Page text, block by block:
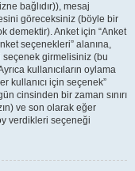
bağlıdır)), mesaj
göreceksiniz (böyle bir
demektir). Anket için “Anket
seçenekleri” alanına,
seçenek girmelisiniz (bu
kullanıcıların oylama
kullanıcı için seçenek”
cinsinden bir zaman sınırı
ve son olarak eğer
verdikleri seçeneği